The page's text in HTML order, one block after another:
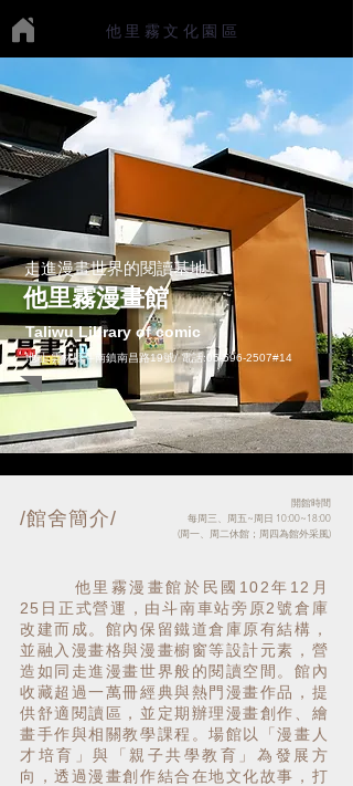
他里霧文化園區
走進漫畫世界的閱讀基地
他里霧漫畫館
Taliwu Library of comic
地址:雲林縣斗南鎮南昌路19號/ 電話:05-596-2507#14
/館舍簡介/
開館時間
每周三、周五~周日 10:00~18:00
(周一、周二休館；周四為館外采風)
他里霧漫畫館於民國102年12月
25日正式營運，由斗南車站旁原2號倉庫
改建而成。館內保留鐵道倉庫原有結構，
並融入漫畫格與漫畫櫥窗等設計元素，營
造如同走進漫畫世界般的閱讀空間。館內
收藏超過一萬冊經典與熱門漫畫作品，提
供舒適閱讀區，並定期辦理漫畫創作、繪
畫手作與相關教學課程。場館以「漫畫人
才培育」與「親子共學教育」為發展方
向，透過漫畫創作結合在地文化故事，打